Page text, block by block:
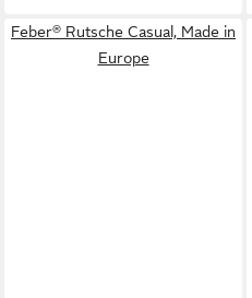
Feber® Rutsche Casual, Made in
Europe